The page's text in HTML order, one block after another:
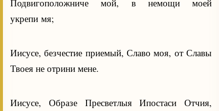
Подвигоположниче мой, в немощи моей
укрепи мя;
Иисусе, безчестие приемый, Славо моя, от Славы
Твоея не отрини мене.
Иисусе, Образе Пресветлыя Ипостаси Отчия,